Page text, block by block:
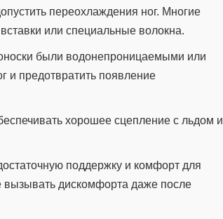
переохлаждения ног. Многие
или специальные волокна.
были водонепроницаемыми или
и предотвратить появление
хорошее сцепление с льдом и
поддержку и комфорт для
вызывать дискомфорта даже после